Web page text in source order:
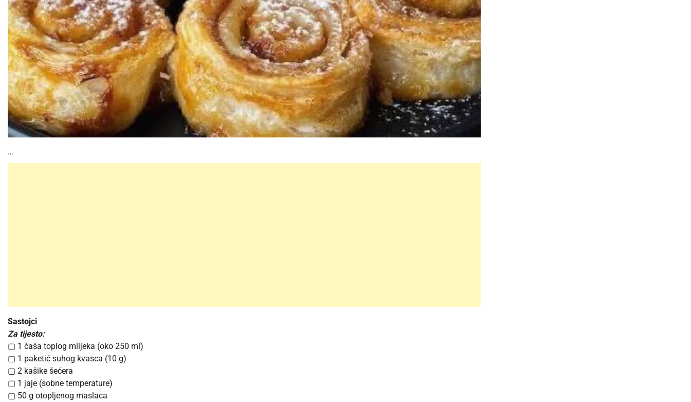
…
Sastojci
Za tijesto:
▢ 1 čaša toplog mlijeka (oko 250 ml)
▢ 1 paketić suhog kvasca (10 g)
▢ 2 kašike šećera
▢ 1 jaje (sobne temperature)
▢ 50 g otopljenog maslaca